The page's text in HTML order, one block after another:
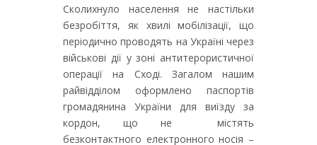
Сколихнуло населення не настільки
безробіття, як хвилі мобілізації, що
періодично проводять на Україні через
військові дії у зоні антитерористичної
операції на Сході. Загалом нашим
райвідділом оформлено паспортів
громадянина України для виїзду за
кордон, що не містять
безконтактного електронного носія –